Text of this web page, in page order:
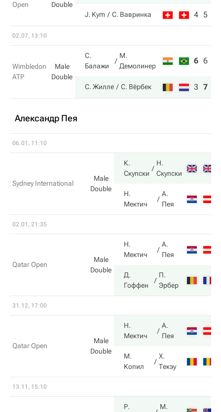
Open
Double
J. Kym С. Вавринка 4 5
02.07, 13:10
Wimbledon
ATP
Male
Double
С.
Балажи
М.
Демолинер
6 6
С. Жилле С. Вёрбек 3 7
Александр Пея
06.01, 11:10
Sydney International
Male
Double
К.
Скупски
Н.
Скупски
Н.
Мектич
А.
Пея
02.01, 21:35
Qatar Open
Male
Double
Н.
Мектич
А.
Пея
Д.
Гоффен
П.
Эрбер
31.12, 17:00
Qatar Open
Male
Double
Н.
Мектич
А.
Пея
М.
Копил
Х.
Текэу
13.11, 15:10
Р.
М.